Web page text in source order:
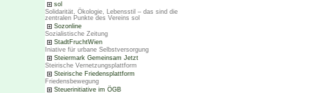
sol
Solidarität, Ökologie, Lebensstil – das sind die
zentralen Punkte des Vereins sol
Sozonline
Sozialistische Zeitung
StadtFruchtWien
Iniative für urbane Selbstversorgung
Steiermark Gemeinsam Jetzt
Steirische Vernetzungsplattform
Steirische Friedensplattform
Friedensbewegung
Steuerinitiative im ÖGB